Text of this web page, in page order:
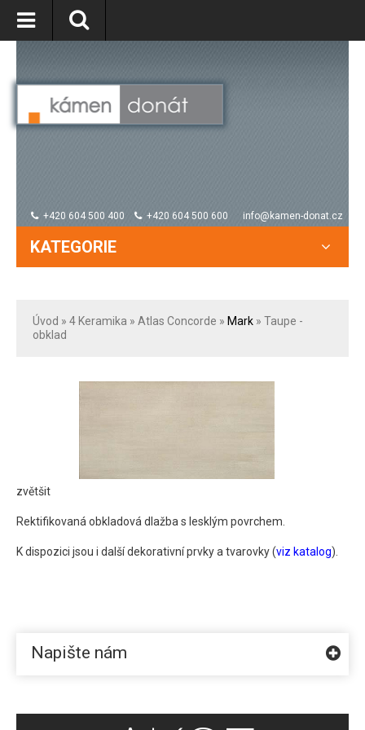
+420 604 500 400 +420 604 500 600 info@kamen-donat.cz
KATEGORIE
Úvod » 4 Keramika » Atlas Concorde » Mark » Taupe -
obklad
zvětšit
Rektifikovaná obkladová dlažba s lesklým povrchem.
K dispozici jsou i další dekorativní prvky a tvarovky (viz katalog).
Napište nám